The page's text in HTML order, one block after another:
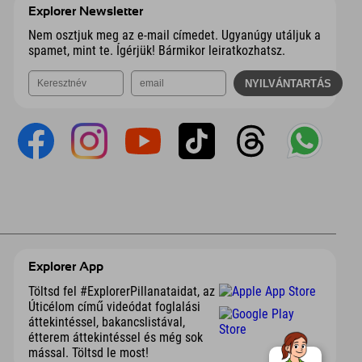
Explorer Newsletter
Nem osztjuk meg az e-mail címedet. Ugyanúgy utáljuk a
spamet, mint te. Ígérjük! Bármikor leiratkozhatsz.
Explorer App
Töltsd fel #ExplorerPillanataidat, az
Úticélom című videódat foglalási
áttekintéssel, bakancslistával,
étterem áttekintéssel és még sok
mással. Töltsd le most!